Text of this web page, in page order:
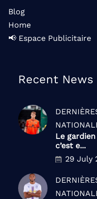
Blog
Home
📢 Espace Publicitaire
Recent News
Le
c’est e...
29 July